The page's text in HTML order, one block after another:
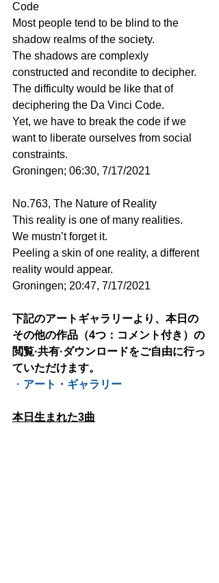
Code
Most people tend to be blind to the
shadow realms of the society.
The shadows are complexly
constructed and recondite to decipher.
The difficulty would be like that of
deciphering the Da Vinci Code.
Yet, we have to break the code if we
want to liberate ourselves from social
constraints.
Groningen; 06:30, 7/17/2021
No.763, The Nature of Reality
This reality is one of many realities.
We mustn’t forget it.
Peeling a skin of one reality, a different
reality would appear.
Groningen; 20:47, 7/17/2021
下記のアートギャラリーより、本日の
その他の作品（4つ：コメント付き）の
閲覧·共有·ダウンロードをご自由に行っ
ていただけます。
・ アート・ギャラリー
本日生まれた3曲